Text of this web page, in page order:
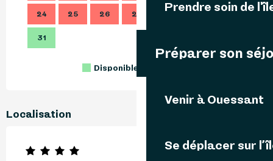
Prendre soin de
Préparer son
Venir à Ouessant
Se déplacer sur
24 25 26 27
31
Disponible
Localisation